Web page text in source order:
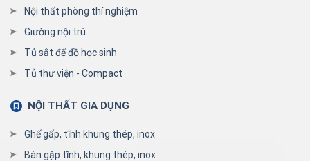
Nội thất phòng thí nghiệm
Giường nội trú
Tủ sắt để đồ học sinh
Tủ thư viện - Compact
NỘI THẤT GIA DỤNG
Ghế gấp, tĩnh khung thép, inox
Bàn gập tĩnh, khung thép, inox